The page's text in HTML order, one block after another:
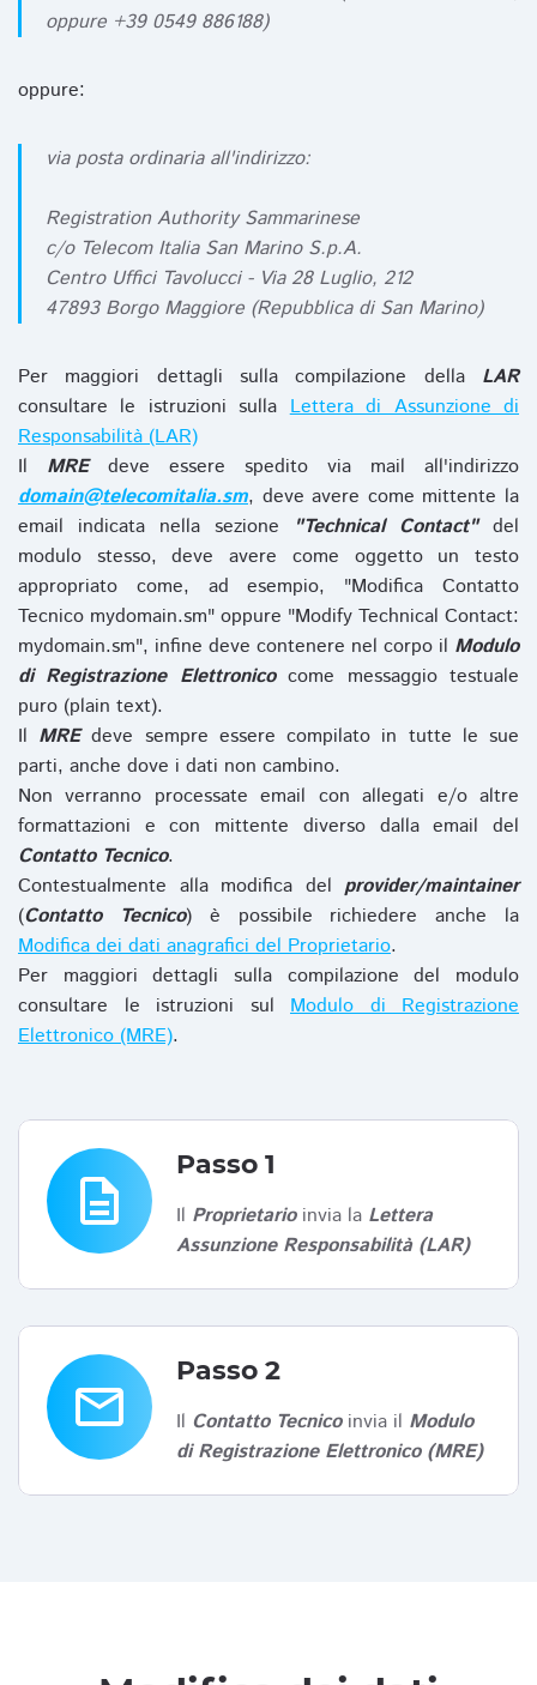
oppure +39 0549 886188)
oppure:
via posta ordinaria all'indirizzo:
Registration Authority Sammarinese
c/o Telecom Italia San Marino S.p.A.
Centro Uffici Tavolucci - Via 28 Luglio, 212
47893 Borgo Maggiore (Repubblica di San Marino)
Per maggiori dettagli sulla compilazione della LAR
consultare le istruzioni sullaLettera di Assunzione di
Responsabilità (LAR)
Il MREdeve essere spedito via mail all'indirizzo
domain@telecomitalia.sm, deve avere come mittente la
email indicata nella sezione
"Technical Contact"del
modulo stesso, deve avere come oggetto un testo
appropriato come, ad esempio, "Modifica Contatto
Tecnico mydomain.sm" oppure "Modify Technical Contact:
mydomain.sm", infine deve contenere nel corpo il Modulo
di Registrazione Elettronicocome messaggio testuale
puro (plain text).
Il MREdeve sempre essere compilato in tutte le sue
parti, anche dove i dati non cambino.
Non verranno processate email con allegati e/o altre
formattazioni e con mittente diverso dalla email del
Contatto Tecnico.
Contestualmente alla modifica del provider/maintainer
(Contatto Tecnico) è possibile richiedere anche la
Modifica dei dati anagrafici del Proprietario.
Per maggiori dettagli sulla compilazione del modulo
consultare le istruzioni sul Modulo di Registrazione
Elettronico (MRE).
description
Passo 1
Il Proprietarioinvia la Lettera
Assunzione Responsabilità (LAR)
email
Passo 2
Il Contatto Tecnicoinvia il Modulo
di Registrazione Elettronico (MRE)